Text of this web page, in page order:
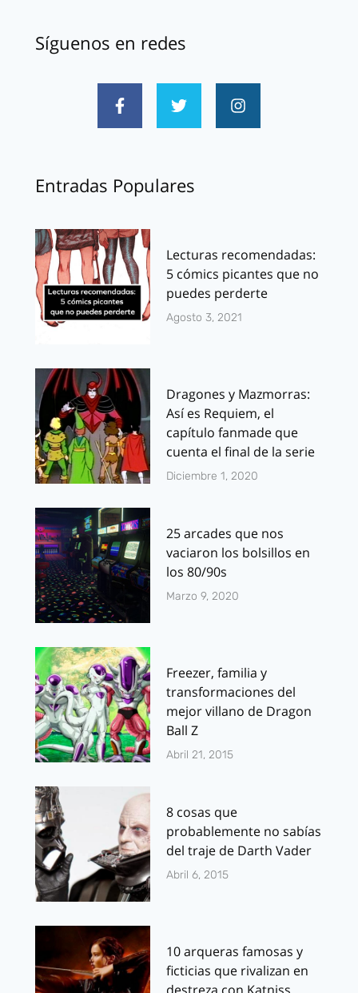
Síguenos en redes
Entradas Populares
Lecturas recomendadas:
5 cómics picantes que no
puedes perderte
Agosto 3, 2021
Dragones y Mazmorras:
Así es Requiem, el
capítulo fanmade que
cuenta el final de la serie
Diciembre 1, 2020
25 arcades que nos
vaciaron los bolsillos en
los 80/90s
Marzo 9, 2020
Freezer, familia y
transformaciones del
mejor villano de Dragon
Ball Z
Abril 21, 2015
8 cosas que
probablemente no sabías
del traje de Darth Vader
Abril 6, 2015
10 arqueras famosas y
ficticias que rivalizan en